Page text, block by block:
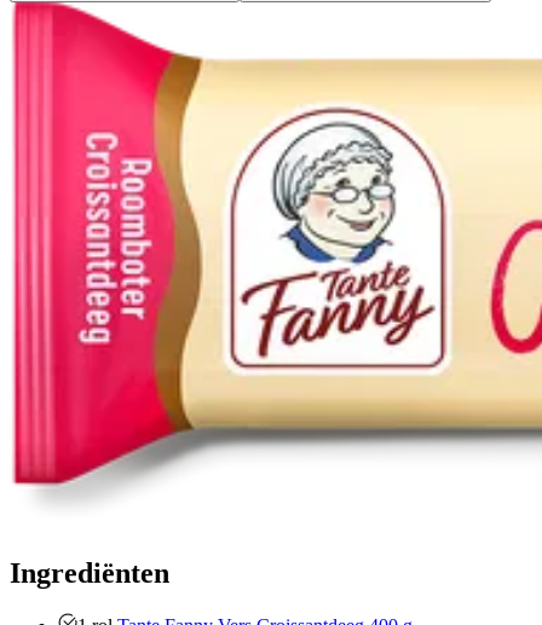
Ingrediënten